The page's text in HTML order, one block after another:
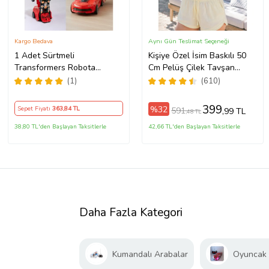
1 Adet Sürtmeli
Transformers Robota
Dönüşen Oyuncak Araba 13
(1)
Kargo Bedava
Sepet Fiyatı 363,84 TL
38,80 TL'den Başlayan Taksitlerle
Kişiye Özel İsim Baskılı 50
Cm Pelüş Çilek Tavşan
(Kırmızı)
(610)
Aynı Gün Teslimat Seçeneği
%32 591,48 TL 399,99 TL
42,66 TL'den Başlayan Taksitlerle
Daha Fazla Kategori
Kumandalı Arabalar